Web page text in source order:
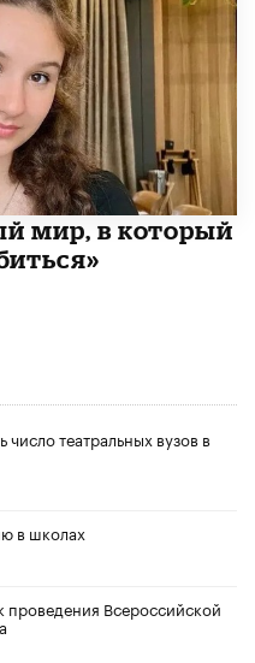
мир, в который
театральных вузов в
в школах
Всероссийской